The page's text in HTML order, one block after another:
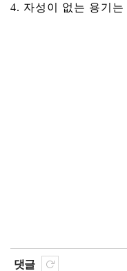
4. 자성이 없는 용기
댓글